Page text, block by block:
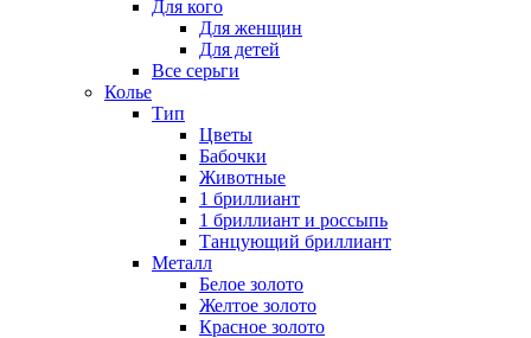
Для кого
Для женщин
Для детей
Все серьги
Колье
Тип
Цветы
Бабочки
Животные
1 бриллиант
1 бриллиант и россыпь
Танцующий бриллиант
Металл
Белое золото
Желтое золото
Красное золото